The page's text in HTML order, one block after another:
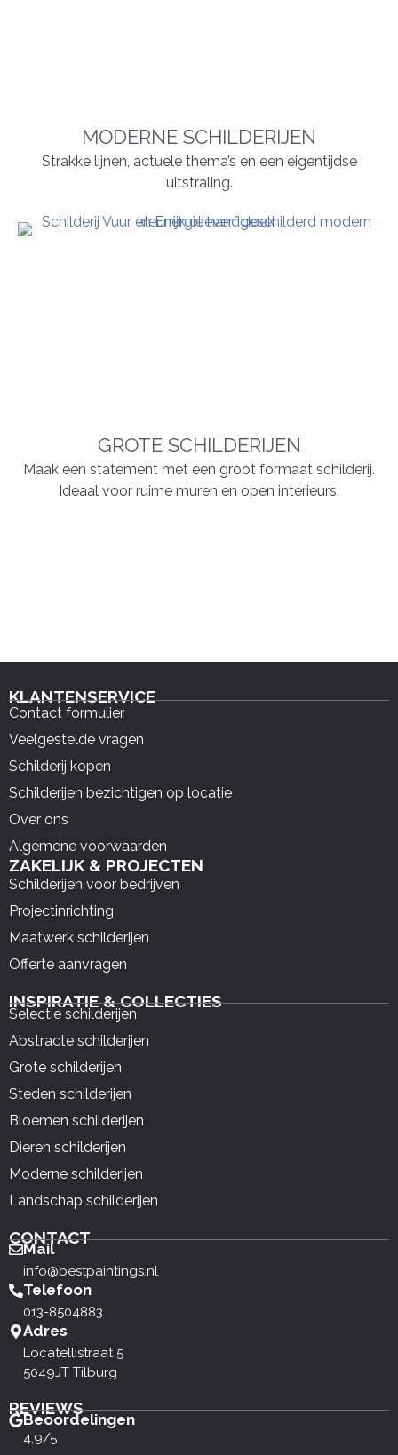
MODERNE SCHILDERIJEN
Strakke lijnen, actuele thema’s en een eigentijdse
uitstraling.
GROTE SCHILDERIJEN
Maak een statement met een groot formaat schilderij.
Ideaal voor ruime muren en open interieurs.
KLANTENSERVICE
Contact formulier
Veelgestelde vragen
Schilderij kopen
Schilderijen bezichtigen op locatie
Over ons
Algemene voorwaarden
ZAKELIJK & PROJECTEN
Schilderijen voor bedrijven
Projectinrichting
Maatwerk schilderijen
Offerte aanvragen
INSPIRATIE & COLLECTIES
Selectie schilderijen
Abstracte schilderijen
Grote schilderijen
Steden schilderijen
Bloemen schilderijen
Dieren schilderijen
Moderne schilderijen
Landschap schilderijen
CONTACT
Mail
info@bestpaintings.nl
Telefoon
013-8504883
Adres
Locatellistraat 5
5049JT Tilburg
REVIEWS
Beoordelingen
4,9/5